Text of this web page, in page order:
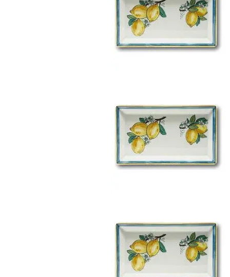
ס"מ
מדגם
LEMON
איטליה